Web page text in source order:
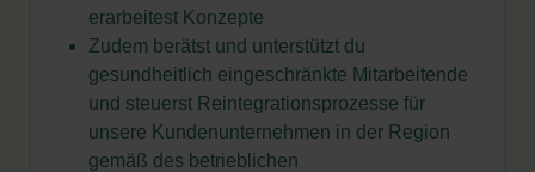
erarbeitest Konzepte
Zudem berätst und unterstützt du
gesundheitlich eingeschränkte Mitarbeitende
und steuerst Reintegrationsprozesse für
unsere Kundenunternehmen in der Region
gemäß des betrieblichen